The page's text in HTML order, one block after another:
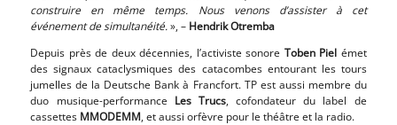
construire en même temps. Nous venons d’assister à cet
événement de simultanéité.», – Hendrik Otremba
Depuis près de deux décennies, l’activiste sonore Toben Piel émet
des signaux cataclysmiques des catacombes entourant les tours
jumelles de la Deutsche Bank à Francfort. TP est aussi membre du
duo musique-performance Les Trucs, cofondateur du label de
cassettes MMODEMM, et aussi orfèvre pour le théâtre et la radio.